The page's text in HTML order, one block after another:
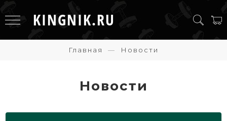
KINGNIK.RU
Главная Новости
Новости